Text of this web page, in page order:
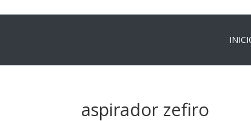
aspirador zefiro